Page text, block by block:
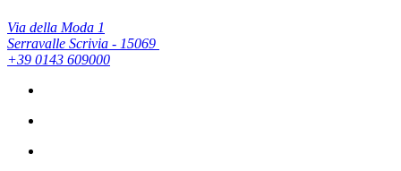
Via della Moda 1
Serravalle Scrivia - 15069
+39 0143 609000